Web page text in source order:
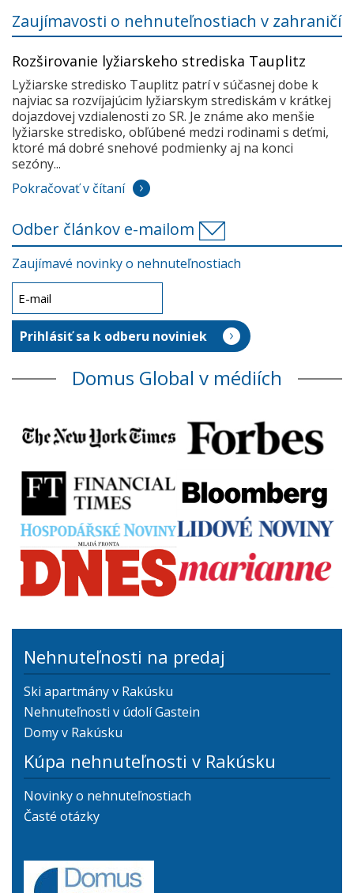
Zaujímavosti o nehnuteľnostiach v zahraničí
Rozširovanie lyžiarskeho strediska Tauplitz
Lyžiarske stredisko Tauplitz patrí v súčasnej dobe k
najviac sa rozvíjajúcim lyžiarskym strediskám v krátkej
dojazdovej vzdialenosti zo SR. Je známe ako menšie
lyžiarske stredisko, obľúbené medzi rodinami s deťmi,
ktoré má dobré snehové podmienky aj na konci
sezóny...
Pokračovať v čítaní
Odber článkov e-mailom
Zaujímavé novinky o nehnuteľnostiach
Domus Global v médiích
Nehnuteľnosti na predaj
Ski apartmány v Rakúsku
Nehnuteľnosti v údolí Gastein
Domy v Rakúsku
Kúpa nehnuteľnosti v Rakúsku
Novinky o nehnuteľnostiach
Časté otázky